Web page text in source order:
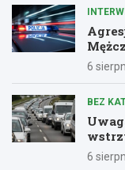
6
BEZ
6